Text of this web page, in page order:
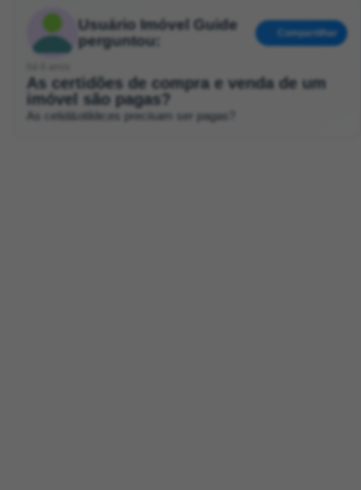
Usuário Imóvel Guide
perguntou:
Compartilhar
As certidões de compra e venda de um
imóvel são pagas?
As cetid&otilde;es precisam ser pagas?